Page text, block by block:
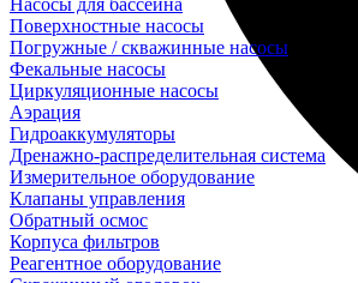
Насосы для бассейна
Поверхностные насосы
Погружные / скважинные насосы
Фекальные насосы
Циркуляционные насосы
Аэрация
Гидроаккумуляторы
Дренажно-распределительная система
Измерительное оборудование
Клапаны управления
Обратный осмос
Корпуса фильтров
Реагентное оборудование